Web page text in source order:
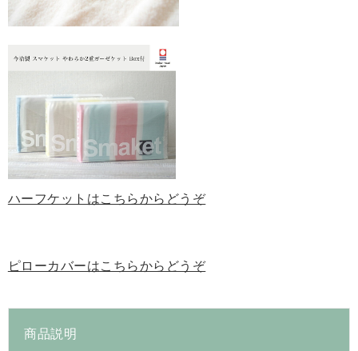
ハーフケットはこちらからどうぞ
ピローカバーはこちらからどうぞ
商品説明